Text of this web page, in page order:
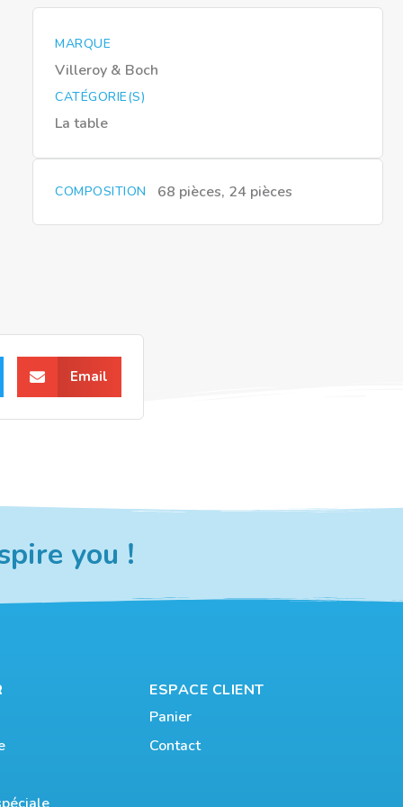
MARQUE
Villeroy & Boch
CATÉGORIE(S)
La table
COMPOSITION 68 pièces, 24 pièces
Email
you !
ESPACE CLIENT
Panier
Contact